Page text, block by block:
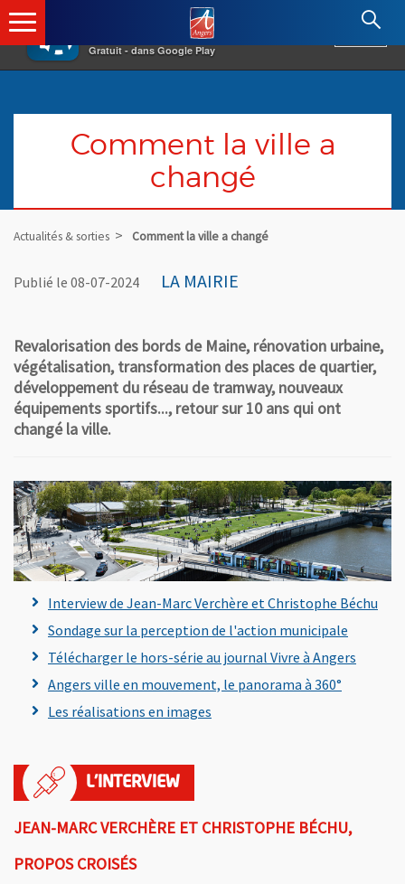
×
Gratuit - dans Google Play
Angers.fr : Retour à l'accueil
Comment la ville a
changé
Actualités & sorties Comment la ville a changé
Publié le 08-07-2024 LA MAIRIE
Revalorisation des bords de Maine, rénovation urbaine,
végétalisation, transformation des places de quartier,
développement du réseau de tramway, nouveaux
équipements sportifs..., retour sur 10 ans qui ont
changé la ville.
Interview de Jean-Marc Verchère et Christophe Béchu
Sondage sur la perception de l'action municipale
Télécharger le hors-série au journal Vivre à Angers
Angers ville en mouvement, le panorama à 360°
Les réalisations en images
JEAN-MARC VERCHÈRE ET CHRISTOPHE BÉCHU,
PROPOS CROISÉS